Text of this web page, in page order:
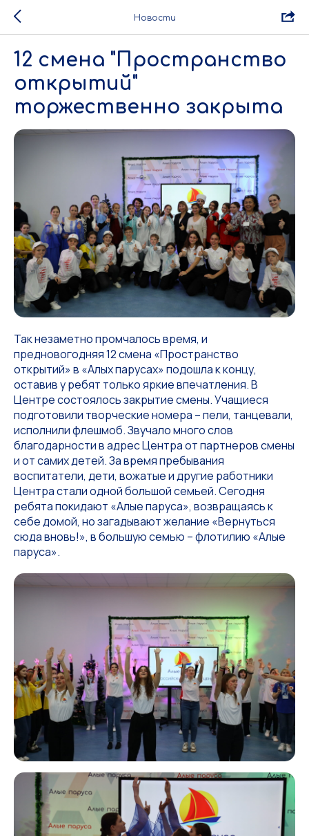
Новости
12 смена "Пространство
открытий"
торжественно закрыта
Так незаметно промчалось время, и
предновогодняя 12 смена «Пространство
открытий» в «Алых парусах» подошла к концу,
оставив у ребят только яркие впечатления. В
Центре состоялось закрытие смены. Учащиеся
подготовили творческие номера – пели, танцевали,
исполнили флешмоб. Звучало много слов
благодарности в адрес Центра от партнеров смены
и от самих детей. За время пребывания
воспитатели, дети, вожатые и другие работники
Центра стали одной большой семьей. Сегодня
ребята покидают «Алые паруса», возвращаясь к
себе домой, но загадывают желание «Вернуться
сюда вновь!», в большую семью – флотилию «Алые
паруса».